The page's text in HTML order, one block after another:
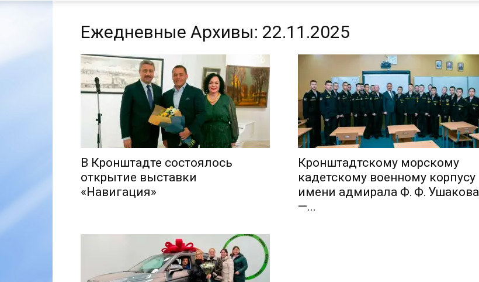
Морской
собор
Ежедневные Архивы: 22.11.2025
В Кронштадте состоялось
открытие выставки
«Навигация»
Кронштадтскому морскому
кадетскому военному корпусу
имени адмирала Ф. Ф. Ушакова
—...